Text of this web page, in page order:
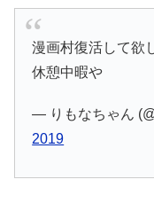
漫画村復活して欲
休憩中暇や
— りもなちゃん
2019